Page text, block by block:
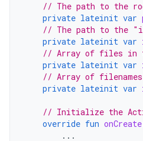
// The path to the
private lateinit var
// The path to the
private lateinit var
// Array of files in
private lateinit var
// Array of filenames
private lateinit var
// Initialize the
override fun onCreate
...